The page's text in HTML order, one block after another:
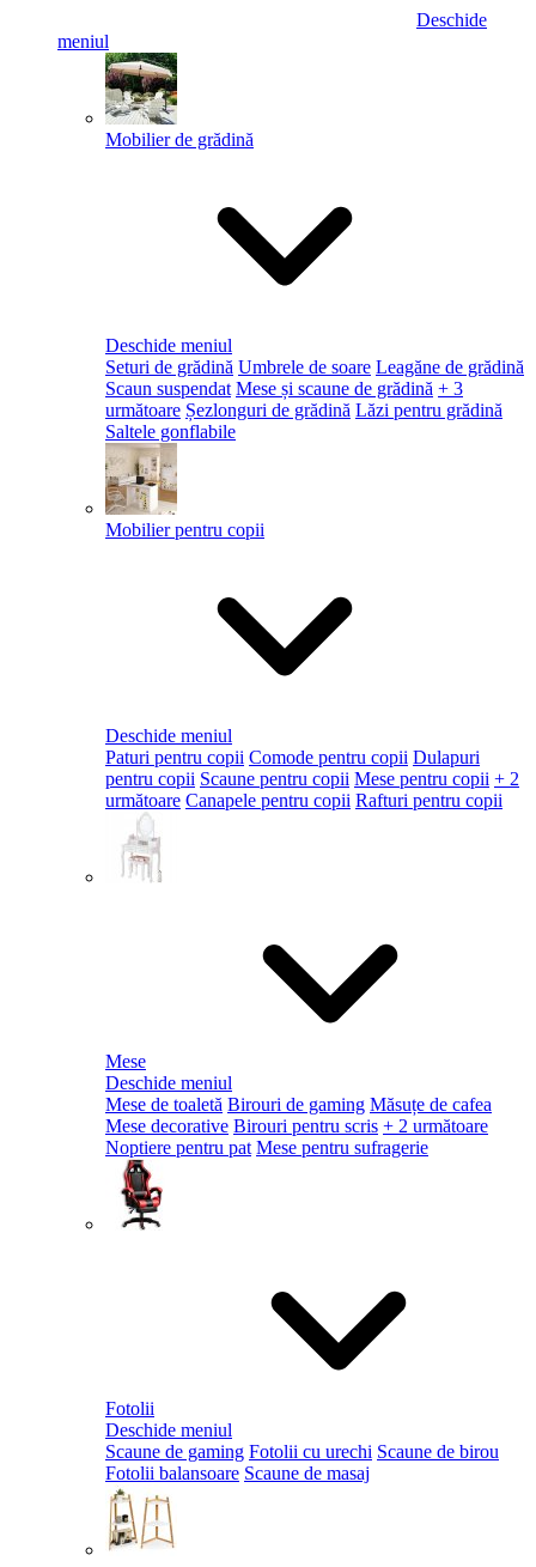
Deschide
meniul
Mobilier de grădină
Deschide meniul
Seturi de grădină Umbrele de soare Leagăne de grădină
Scaun suspendat Mese și scaune de grădină + 3
următoare Șezlonguri de grădină Lăzi pentru grădină
Saltele gonflabile
Mobilier pentru copii
Deschide meniul
Paturi pentru copii Comode pentru copii Dulapuri
pentru copii Scaune pentru copii Mese pentru copii + 2
următoare Canapele pentru copii Rafturi pentru copii
Mese
Deschide meniul
Mese de toaletă Birouri de gaming Măsuțe de cafea
Mese decorative Birouri pentru scris + 2 următoare
Noptiere pentru pat Mese pentru sufragerie
Fotolii
Deschide meniul
Scaune de gaming Fotolii cu urechi Scaune de birou
Fotolii balansoare Scaune de masaj